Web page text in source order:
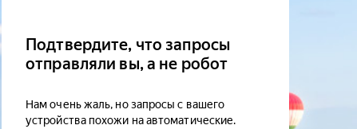
Подтвердите, что запросы
отправляли вы, а не робот
Нам очень жаль, но запросы с вашего
устройства похожи на автоматические.